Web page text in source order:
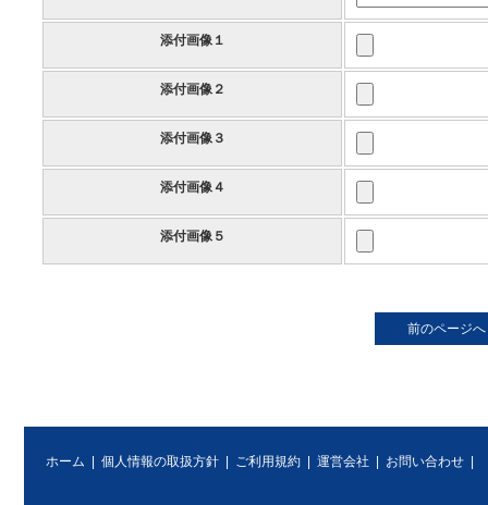
添付画像１
添付画像２
添付画像３
添付画像４
添付画像５
前のページへ
ホーム 個人情報の取扱方針 ご利用規約 運営会社 お問い合わせ